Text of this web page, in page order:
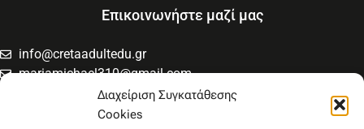
Διαχείριση Συγκατάθεσης
Cookies
Επικοινωνήστε μαζί μας
info@cretaadultedu.gr
mariamichael310@gmail.com